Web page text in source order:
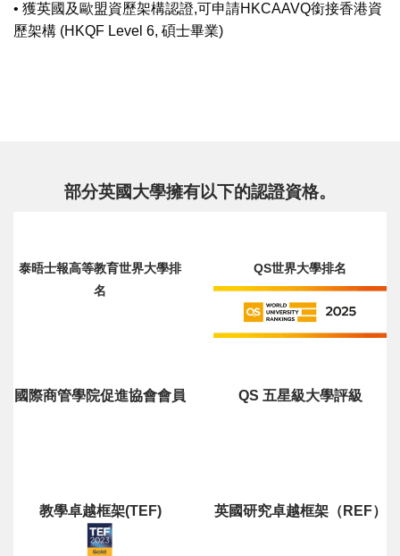
• 獲英國及歐盟資歷架構認證,可申請HKCAAVQ銜接香港資
歷架構 (HKQF Level 6, 碩士畢業)
部分英國大學擁有以下的認證資格。
泰晤士報高等教育世界大學排
名
QS世界大學排名
國際商管學院促進協會會員 QS 五星級大學評級
教學卓越框架(TEF) 英國研究卓越框架（REF）